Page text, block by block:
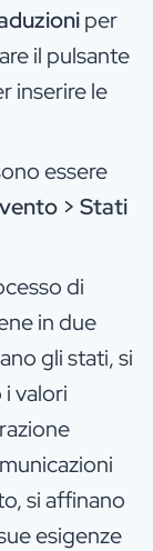
per
il pulsante
inserire le
essere
> Stati
di
in due
gli stati, si
valori
si affinano
esigenze